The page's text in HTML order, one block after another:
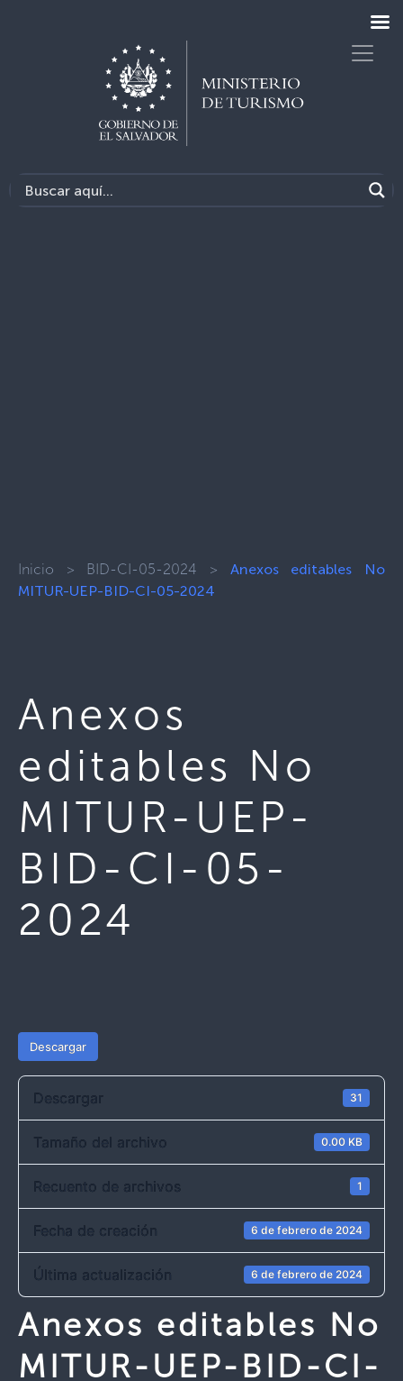
Inicio > BID-CI-05-2024 > Anexos editables No
MITUR-UEP-BID-CI-05-2024
Anexos
editables No
MITUR-UEP-
BID-CI-05-
2024
Descargar
Descargar 31
Tamaño del archivo 0.00 KB
Recuento de archivos 1
Fecha de creación 6 de febrero de 2024
Última actualización 6 de febrero de 2024
Anexos editables No
MITUR-UEP-BID-CI-